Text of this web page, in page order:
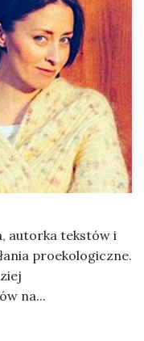
autorka tekstów i
proekologiczne.
na...